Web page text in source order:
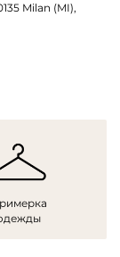
Milan (MI),